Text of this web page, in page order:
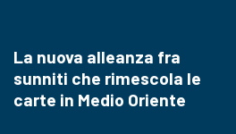
La nuova alleanza fra
sunniti che rimescola le
carte in Medio Oriente